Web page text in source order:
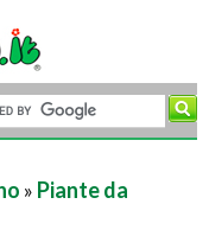
» Piante da